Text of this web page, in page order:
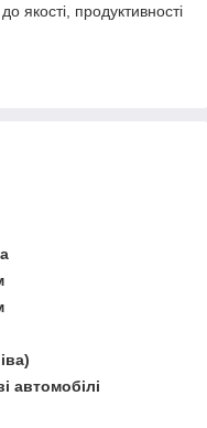
якості, продуктивності
автомобілі